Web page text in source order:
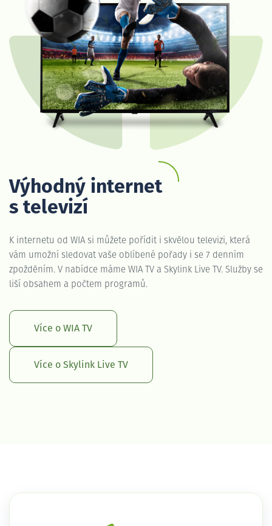
Výhodný internet
s televizí
K internetu od WIA si můžete pořídit i skvělou televizi, která
vám umožní sledovat vaše oblíbené pořady i se 7 denním
zpožděním. V nabídce máme WIA TV a Skylink Live TV. Služby se
liší obsahem a počtem programů.
Více o WIA TV
Více o Skylink Live TV